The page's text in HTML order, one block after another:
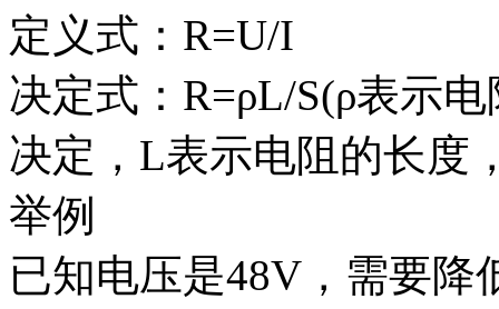
定义式：R=U/I
决定式：R=ρL/S(ρ表示
决定，L表示电阻的长度
举例
已知电压是48V，需要降